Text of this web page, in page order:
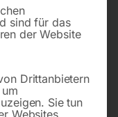
sind für das
der Website
Drittanbietern
Sie tun